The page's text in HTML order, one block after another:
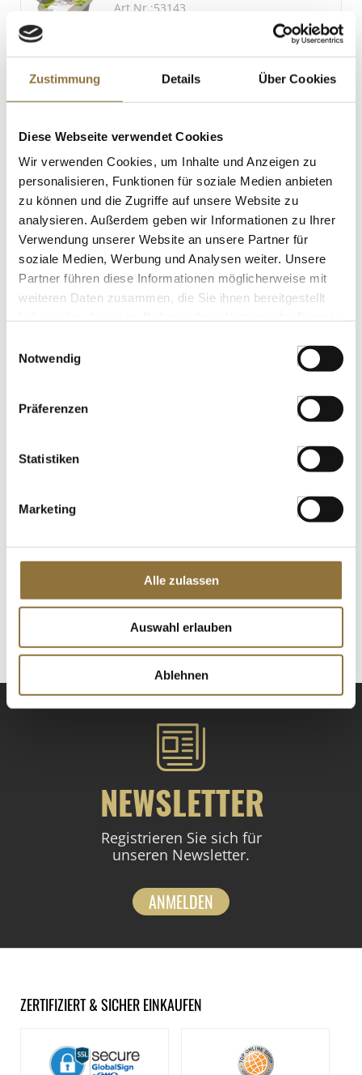
Zustimmung Details Über Cookies
Diese Webseite verwendet Cookies
Wir verwenden Cookies, um Inhalte und Anzeigen zu
personalisieren, Funktionen für soziale Medien anbieten
zu können und die Zugriffe auf unsere Website zu
analysieren. Außerdem geben wir Informationen zu Ihrer
Verwendung unserer Website an unsere Partner für
soziale Medien, Werbung und Analysen weiter. Unsere
Partner führen diese Informationen möglicherweise mit
weiteren Daten zusammen, die Sie ihnen bereitgestellt
Notwendig
Präferenzen
Statistiken
Marketing
Alle zulassen
Auswahl erlauben
Ablehnen
LEBENSMITTELKENNZEICHNUNGEN
Art.Nr.:53143
St.
Ibérico-Schweinerippchen (Spareribs),
roh, TK, ca.1,4 kg
Art.Nr.:55453
€ 28,80/ kg
LEBENSMITTELKENNZEICHNUNGEN
100 % rein, Berghofer-Mühle, 500 ml
NEWSLETTER
Registrieren Sie sich für
unseren Newsletter.
ANMELDEN
ZERTIFIZIERT & SICHER EINKAUFEN